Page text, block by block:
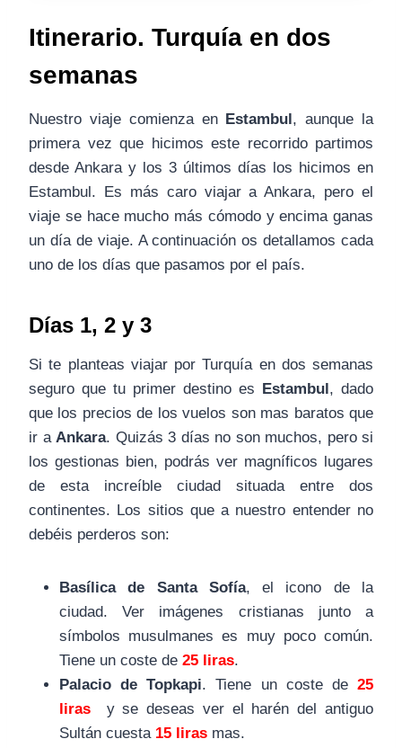
Itinerario. Turquía en dos
semanas
Nuestro viaje comienza en Estambul, aunque la
primera vez que hicimos este recorrido partimos
desde Ankara y los 3 últimos días los hicimos en
Estambul. Es más caro viajar a Ankara, pero el
viaje se hace mucho más cómodo y encima ganas
un día de viaje. A continuación os detallamos cada
uno de los días que pasamos por el país.
Días 1, 2 y 3
Si te planteas viajar por Turquía en dos semanas
seguro que tu primer destino es Estambul, dado
que los precios de los vuelos son mas baratos que
ir a Ankara. Quizás 3 días no son muchos, pero si
los gestionas bien, podrás ver magníficos lugares
de esta increíble ciudad situada entre dos
continentes. Los sitios que a nuestro entender no
debéis perderos son:
Basílica de Santa Sofía, el icono de la
ciudad. Ver imágenes cristianas junto a
símbolos musulmanes es muy poco común.
Tiene un coste de 25 liras.
Palacio de Topkapi. Tiene un coste de25
liras y se deseas ver el harén del antiguo
Sultán cuesta 15 liras mas.